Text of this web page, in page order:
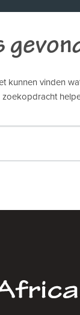
kunnen vinden
zoekopdracht